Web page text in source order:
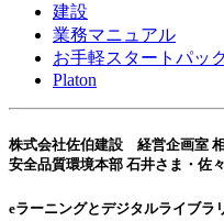
建設
業務マニュアル
お手軽スタートパッ
Platon
株式会社佐伯建設 経営企画室 相
安全品質環境本部 石井さま・佐
eラーニングとデジタルライブラ